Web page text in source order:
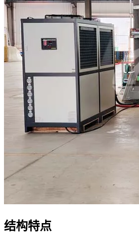
结构特点